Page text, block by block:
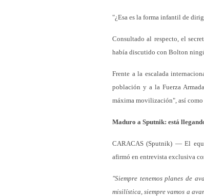
"¿Esa es la forma infantil de
Consultado al respecto, el
había discutido con Bolton
Frente a la escalada
población y a la Fuerza
máxima movilización", así
Maduro a Sputnik: está
CARACAS (Sputnik) — El
afirmó en entrevista exclusiva
"Siempre tenemos planes de
misilística, siempre vamos a